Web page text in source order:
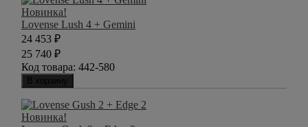
Новинка!
Lovense Lush 4 + Gemini
24 453 ₽
25 740 ₽
Код товара: 442-580
В корзину
Новинка!